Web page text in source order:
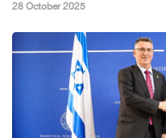
,28 October 2025